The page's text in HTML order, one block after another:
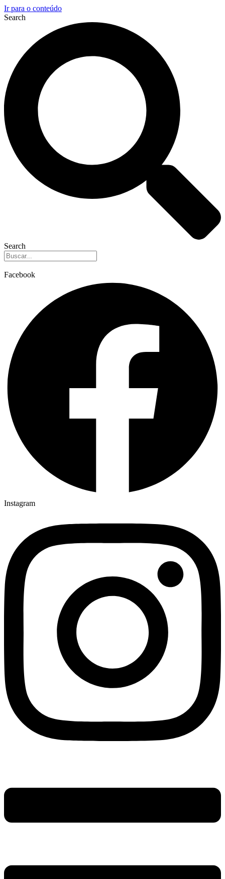
Ir para o conteúdo
Search
Search
Facebook
Instagram